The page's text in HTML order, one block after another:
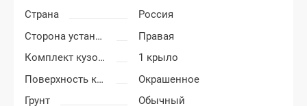
Страна
Россия
Сторона установки
Правая
Комплект кузовных деталей
1 крыло
Поверхность крыла
Окрашенное
Грунт
Обычный